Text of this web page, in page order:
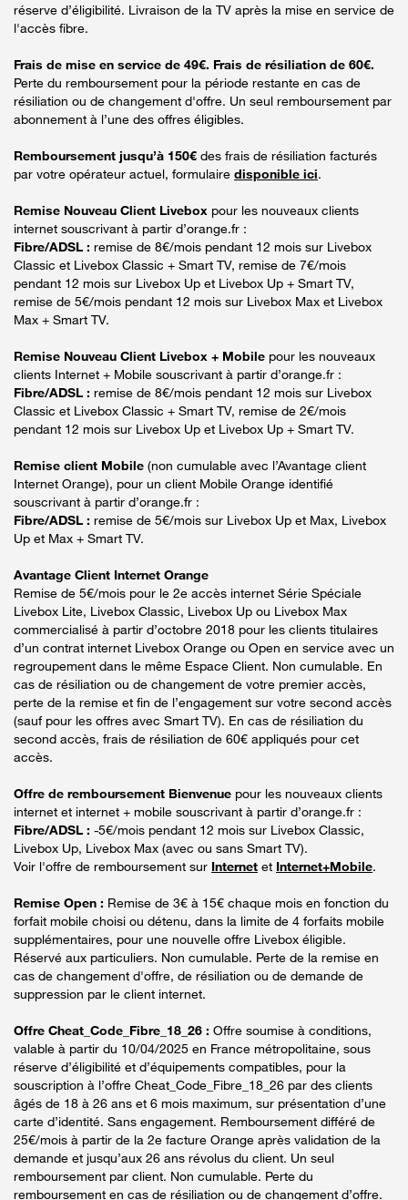
réserve d’éligibilité. Livraison de la TV après la mise en service de
l'accès fibre.
Frais de mise en service de 49€. Frais de résiliation de 60€.
Perte du remboursement pour la période restante en cas de
résiliation ou de changement d'offre. Un seul remboursement par
abonnement à l’une des offres éligibles.
Remboursement jusqu’à 150€ des frais de résiliation facturés
par votre opérateur actuel, formulaire disponible ici.
Remise Nouveau Client Livebox pour les nouveaux clients
internet souscrivant à partir d’orange.fr :
Fibre/ADSL : remise de 8€/mois pendant 12 mois sur Livebox
Classic et Livebox Classic + Smart TV, remise de 7€/mois
pendant 12 mois sur Livebox Up et Livebox Up + Smart TV,
remise de 5€/mois pendant 12 mois sur Livebox Max et Livebox
Max + Smart TV.
Remise Nouveau Client Livebox + Mobile pour les nouveaux
clients Internet + Mobile souscrivant à partir d’orange.fr :
Fibre/ADSL : remise de 8€/mois pendant 12 mois sur Livebox
Classic et Livebox Classic + Smart TV, remise de 2€/mois
pendant 12 mois sur Livebox Up et Livebox Up + Smart TV.
Remise client Mobile (non cumulable avec l’Avantage client
Internet Orange), pour un client Mobile Orange identifié
souscrivant à partir d’orange.fr :
Fibre/ADSL : remise de 5€/mois sur Livebox Up et Max, Livebox
Up et Max + Smart TV.
Avantage Client Internet Orange
Remise de 5€/mois pour le 2e accès internet Série Spéciale
Livebox Lite, Livebox Classic, Livebox Up ou Livebox Max
commercialisé à partir d’octobre 2018 pour les clients titulaires
d’un contrat internet Livebox Orange ou Open en service avec un
regroupement dans le même Espace Client. Non cumulable. En
cas de résiliation ou de changement de votre premier accès,
perte de la remise et fin de l’engagement sur votre second accès
(sauf pour les offres avec Smart TV). En cas de résiliation du
second accès, frais de résiliation de 60€ appliqués pour cet
accès.
Offre de remboursement Bienvenue pour les nouveaux clients
internet et internet + mobile souscrivant à partir d’orange.fr :
Fibre/ADSL : -5€/mois pendant 12 mois sur Livebox Classic,
Livebox Up, Livebox Max (avec ou sans Smart TV).
Voir l'offre de remboursement sur Internet et Internet+Mobile.
Remise Open : Remise de 3€ à 15€ chaque mois en fonction du
forfait mobile choisi ou détenu, dans la limite de 4 forfaits mobile
supplémentaires, pour une nouvelle offre Livebox éligible.
Réservé aux particuliers. Non cumulable. Perte de la remise en
cas de changement d'offre, de résiliation ou de demande de
suppression par le client internet.
Offre Cheat_Code_Fibre_18_26 : Offre soumise à conditions,
valable à partir du 10/04/2025 en France métropolitaine, sous
réserve d’éligibilité et d’équipements compatibles, pour la
souscription à l’offre Cheat_Code_Fibre_18_26 par des clients
âgés de 18 à 26 ans et 6 mois maximum, sur présentation d’une
carte d’identité. Sans engagement. Remboursement différé de
25€/mois à partir de la 2e facture Orange après validation de la
demande et jusqu’aux 26 ans révolus du client. Un seul
remboursement par client. Non cumulable. Perte du
remboursement en cas de résiliation ou de changement d’offre.